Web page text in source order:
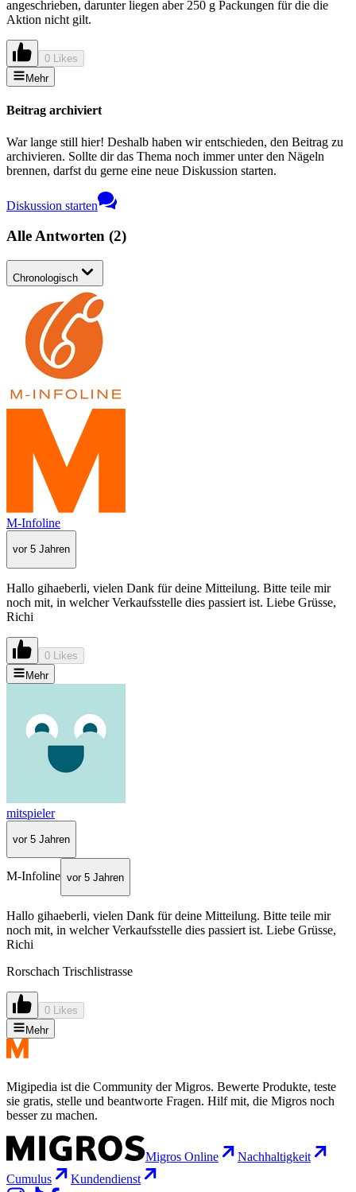
angeschrieben, darunter liegen aber 250 g Packungen für die die
Aktion nicht gilt.
0 Likes
Mehr
Beitrag archiviert
War lange still hier! Deshalb haben wir entschieden, den Beitrag zu
archivieren. Sollte dir das Thema noch immer unter den Nägeln
brennen, darfst du gerne eine neue Diskussion starten.
Diskussion starten
Alle Antworten (2)
Chronologisch
M-Infoline
vor 5 Jahren
Hallo gihaeberli, vielen Dank für deine Mitteilung. Bitte teile mir
noch mit, in welcher Verkaufsstelle dies passiert ist. Liebe Grüsse,
Richi
0 Likes
Mehr
mitspieler
vor 5 Jahren
M-Infoline vor 5 Jahren
Hallo gihaeberli, vielen Dank für deine Mitteilung. Bitte teile mir
noch mit, in welcher Verkaufsstelle dies passiert ist. Liebe Grüsse,
Richi
Rorschach Trischlistrasse
0 Likes
Mehr
Migipedia ist die Community der Migros. Bewerte Produkte, teste
sie gratis, stelle und beantworte Fragen. Hilf mit, die Migros noch
besser zu machen.
Migros Online
Nachhaltigkeit
Cumulus
Kundendienst